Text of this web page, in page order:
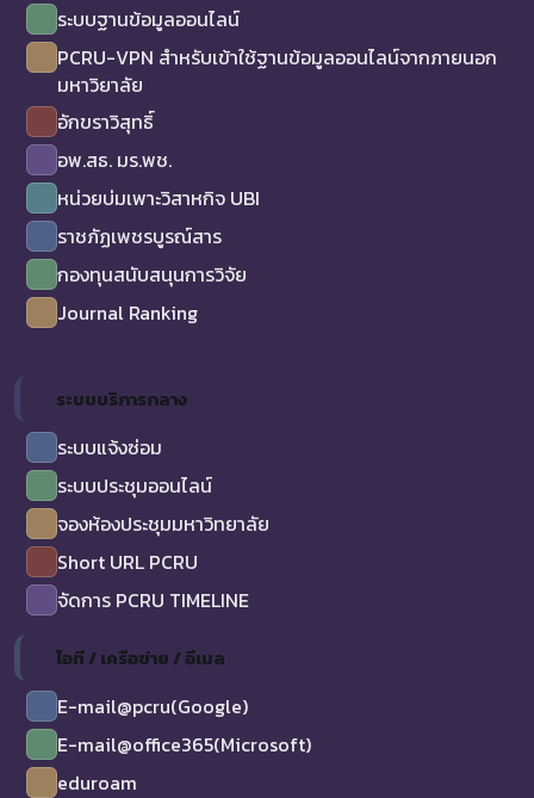
ระบบฐานข้อมูลออนไลน์
PCRU-VPN สำหรับเข้าใช้ฐานข้อมูลออนไลน์จากภายนอก
มหาวิยาลัย
อักขราวิสุทธิ์
อพ.สธ. มร.พช.
หน่วยบ่มเพาะวิสาหกิจ UBI
ราชภัฏเพชรบูรณ์สาร
กองทุนสนับสนุนการวิจัย
Journal Ranking
ระบบบริการกลาง
ระบบแจ้งซ่อม
ระบบประชุมออนไลน์
จองห้องประชุมมหาวิทยาลัย
Short URL PCRU
จัดการ PCRU TIMELINE
ไอที / เครือข่าย / อีเมล
E-mail@pcru(Google)
E-mail@office365(Microsoft)
eduroam